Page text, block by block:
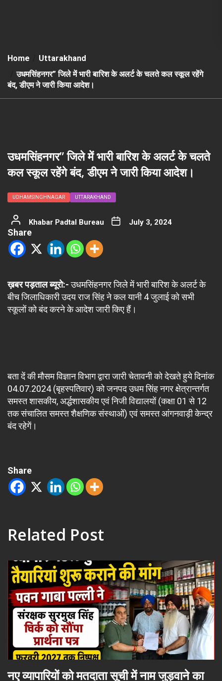
Home
Uttarakhand
उधमसिंहनगर” जिले में भारी बारिश के अलर्ट के चलते कल स्कूल रहेंगे
बंद, डीएम ने जारी किया आदेश।
उधमसिंहनगर” जिले में भारी बारिश के अलर्ट के चलते
कल स्कूल रहेंगे बंद, डीएम ने जारी किया आदेश।
UDHAMSINGHNAGAR UTTARAKHAND
Khabar Padtal Bureau July 3, 2024
Share
ख़बर पड़ताल ब्यूरो:-उधमसिंहनगर जिले में भारी बारिश के अलर्ट के
बीच जिलाधिकारी उदय राज सिंह ने कल यानी 4 जुलाई को सभी
स्कूलों को बंद करने के आदेश जारी किए हैं।
बता दें की मौसम विज्ञान विभाग द्वारा जारी चेतावनी को देखते हुये दिनांक
04.07.2024 (बृहस्पतिवार) को जनपद उधम सिंह नगर क्षेत्रान्तर्गत
समस्त शासकीय, अर्द्धशासकीय एवं निजी विद्यालयों (कक्षा 01 से 12
तक संचालित समस्त शैक्षणिक संस्थाओं) एवं समस्त आंगनवाड़ी केन्द्र
बंद रहेगें।
Share
Related Post
नए व्यापारियों को मतदाता सूची में नाम जुड़वाने का